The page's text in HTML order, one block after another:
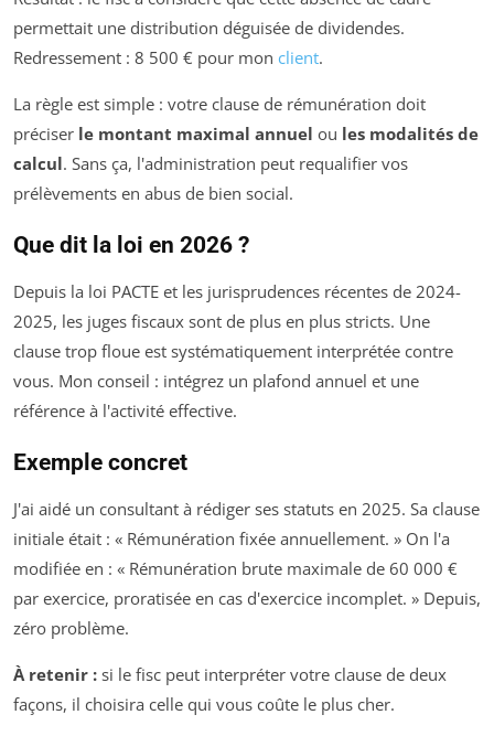
permettait une distribution déguisée de dividendes.
Redressement : 8 500 € pour mon client.
La règle est simple : votre clause de rémunération doit
préciser le montant maximal annuel ou les modalités de
calcul. Sans ça, l'administration peut requalifier vos
prélèvements en abus de bien social.
Que dit la loi en 2026 ?
Depuis la loi PACTE et les jurisprudences récentes de 2024-
2025, les juges fiscaux sont de plus en plus stricts. Une
clause trop floue est systématiquement interprétée contre
vous. Mon conseil : intégrez un plafond annuel et une
référence à l'activité effective.
Exemple concret
J'ai aidé un consultant à rédiger ses statuts en 2025. Sa clause
initiale était : « Rémunération fixée annuellement. » On l'a
modifiée en : « Rémunération brute maximale de 60 000 €
par exercice, proratisée en cas d'exercice incomplet. » Depuis,
zéro problème.
À retenir : si le fisc peut interpréter votre clause de deux
façons, il choisira celle qui vous coûte le plus cher.